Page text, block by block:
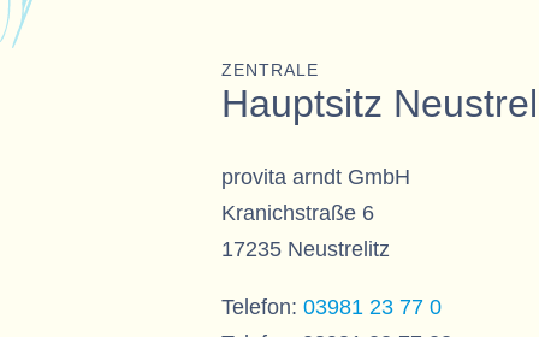
ZENTRALE
Hauptsitz
provita arndt GmbH
Kranichstraße 6
17235 Neustrelitz
Telefon:03981 23 77 0